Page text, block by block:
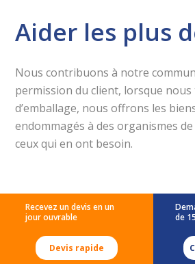
Aider les plus
Nous contribuons à notre
permission du client, lorsque
d’emballage, nous offrons les
endommagés à des organismes
ceux qui en ont besoin.
Recevez un devis en un
jour ouvrable
Devis rapide
de